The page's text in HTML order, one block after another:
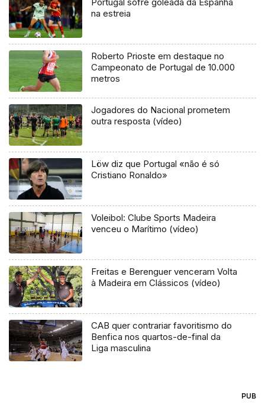
Portugal sofre goleada da Espanha
na estreia
Roberto Prioste em destaque no
Campeonato de Portugal de 10.000
metros
Jogadores do Nacional prometem
outra resposta (vídeo)
Löw diz que Portugal «não é só
Cristiano Ronaldo»
Voleibol: Clube Sports Madeira
venceu o Marítimo (vídeo)
Freitas e Berenguer venceram Volta
à Madeira em Clássicos (vídeo)
CAB quer contrariar favoritismo do
Benfica nos quartos-de-final da
Liga masculina
PUB